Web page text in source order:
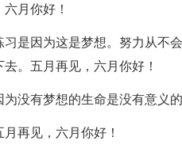
月你好！
是因为这是梦想。努力从不
。五月再见，六月你好！
没有梦想的生命是没有意义
再见，六月你好！